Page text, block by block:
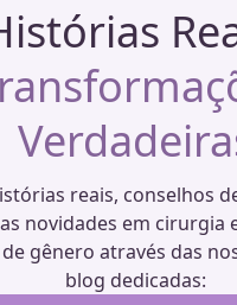
reais, conselhos
novidades em cirurgia
gênero através das
blog dedicadas: